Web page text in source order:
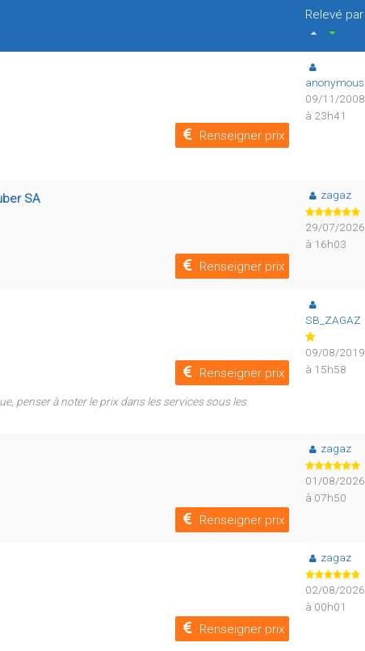
Relevé par
Renseigner prix
anonymous
09/11/2008
à 23h41
SA
Renseigner prix
zagaz
29/07/2026
à 16h03
Renseigner prix
penser à noter le prix dans les services sous les
SB_ZAGAZ
09/08/2019
à 15h58
Renseigner prix
zagaz
01/08/2026
à 07h50
Renseigner prix
zagaz
02/08/2026
à 00h01